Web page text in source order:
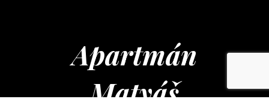
Apartmán
Matyáš